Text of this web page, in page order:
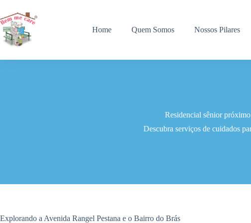
para
o
conteúdo
Home Quem Somos Nossos Pilares
Residencial sênior
Descubra serviços de cuidados
Explorando a Avenida Rangel Pestana e o Bairro do Brás